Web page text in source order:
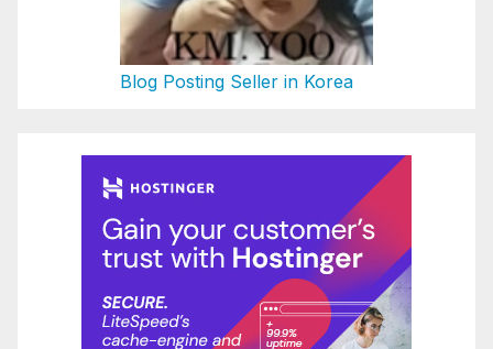
Blog Posting Seller in Korea